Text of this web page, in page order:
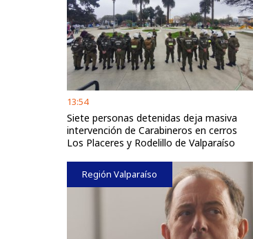
13:54
Siete personas detenidas deja masiva
intervención de Carabineros en cerros
Los Placeres y Rodelillo de Valparaíso
Región Valparaíso